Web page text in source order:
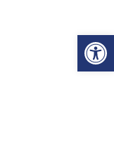
Abrir